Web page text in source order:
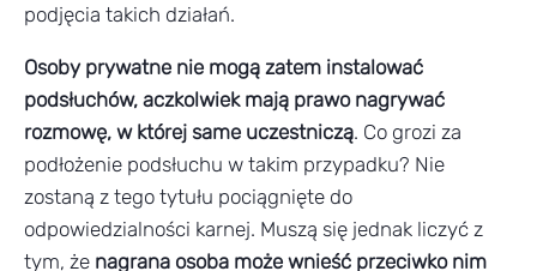
podjęcia takich działań.
Osoby prywatne nie mogą zatem instalować
podsłuchów, aczkolwiek mają prawo nagrywać
rozmowę, w której same uczestniczą. Co grozi za
podłożenie podsłuchu w takim przypadku? Nie
zostaną z tego tytułu pociągnięte do
odpowiedzialności karnej. Muszą się jednak liczyć z
tym, że nagrana osoba może wnieść przeciwko nim